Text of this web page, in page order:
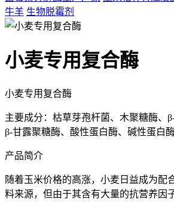
牛羊 生物脱霉剂
小麦专用复合酶
小麦专用复合酶
主要成分：枯草芽孢杆菌、木聚糖酶、
β-甘露聚糖酶、酸性蛋白酶、碱性蛋白
产品简介
随着玉米价格的高涨，小麦日益成为配
料来源，但由于其含有大量的抗营养因